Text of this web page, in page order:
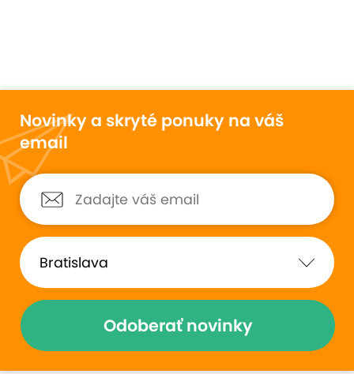
Novinky a skryté ponuky na váš
email
Odoberať novinky